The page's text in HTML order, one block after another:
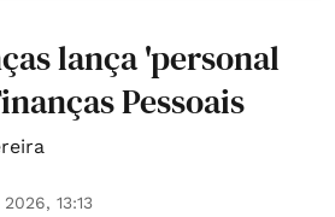
lança 'personal
Pessoais
13:13